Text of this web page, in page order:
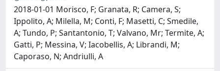
2018-01-01 Morisco, F; Granata, R; Camera, S;
Ippolito, A; Milella, M; Conti, F; Masetti, C; Smedile,
A; Tundo, P; Santantonio, T; Valvano, Mr; Termite, A;
Gatti, P; Messina, V; Iacobellis, A; Librandi, M;
Caporaso, N; Andriulli, A